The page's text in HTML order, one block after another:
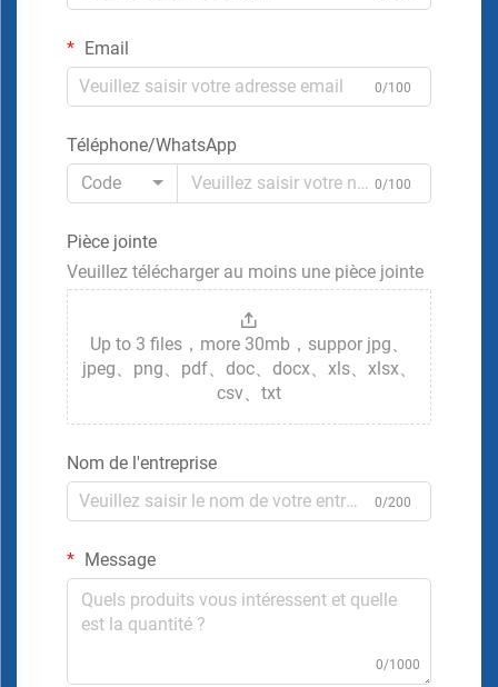
Email
0/100
Téléphone/WhatsApp
Code
0/100
Pièce jointe
Veuillez télécharger au moins une pièce jointe
Up to 3 files，more 30mb，suppor jpg、
jpeg、png、pdf、doc、docx、xls、xlsx、
csv、txt
Nom de l'entreprise
0/200
Message
0/1000